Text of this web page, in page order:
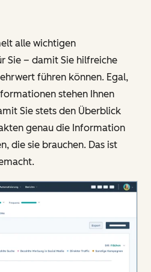
alle wichtigen
Sie – damit Sie hilfreiche
führen können. Egal,
stehen Ihnen
Sie stets den Überblick
genau die Information
die sie brauchen. Das ist